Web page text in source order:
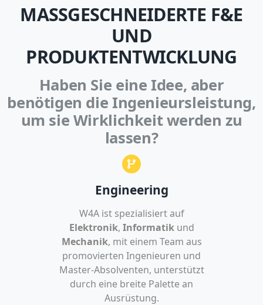
MASSGESCHNEIDERTE F&E U
ND P
RODUKTENTWICKLUNG
Haben Sie eine Idee, aber
benötigen die Ingenieursleistung,
um sie Wirklichkeit werden zu
lassen?
Engineering
W4A ist spezialisiert auf
Elektronik, Informatikund
Mechanik, mit einem Team aus
promovierten Ingenieuren und
Master-Absolventen, unterstützt
durch eine breite Palette an
Ausrüstung.